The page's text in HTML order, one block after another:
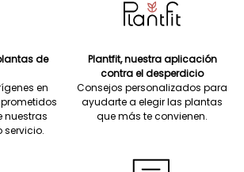
de
en
nuestras
servicio.
Plantfit, nuestra aplicación
contra el desperdicio
Consejos personalizados para
ayudarte a elegir las plantas
que más te convienen.